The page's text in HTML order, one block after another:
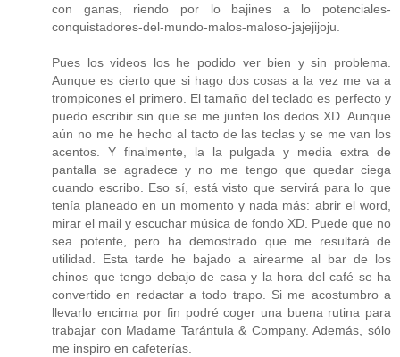
con ganas, riendo por lo bajines a lo potenciales-
conquistadores-del-mundo-malos-maloso-jajejijoju.
Pues los videos los he podido ver bien y sin problema.
Aunque es cierto que si hago dos cosas a la vez me va a
trompicones el primero. El tamaño del teclado es perfecto y
puedo escribir sin que se me junten los dedos XD. Aunque
aún no me he hecho al tacto de las teclas y se me van los
acentos. Y finalmente, la la pulgada y media extra de
pantalla se agradece y no me tengo que quedar ciega
cuando escribo. Eso sí, está visto que servirá para lo que
tenía planeado en un momento y nada más: abrir el word,
mirar el mail y escuchar música de fondo XD. Puede que no
sea potente, pero ha demostrado que me resultará de
utilidad. Esta tarde he bajado a airearme al bar de los
chinos que tengo debajo de casa y la hora del café se ha
convertido en redactar a todo trapo. Si me acostumbro a
llevarlo encima por fin podré coger una buena rutina para
trabajar con Madame Tarántula & Company. Además, sólo
me inspiro en cafeterías.